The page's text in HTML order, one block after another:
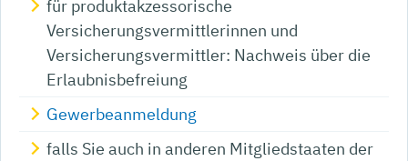
für produktakzessorische
Versicherungsvermittlerinnen und
Versicherungsvermittler: Nachweis über die
Erlaubnisbefreiung
Gewerbeanmeldung
falls Sie auch in anderen Mitgliedstaaten der